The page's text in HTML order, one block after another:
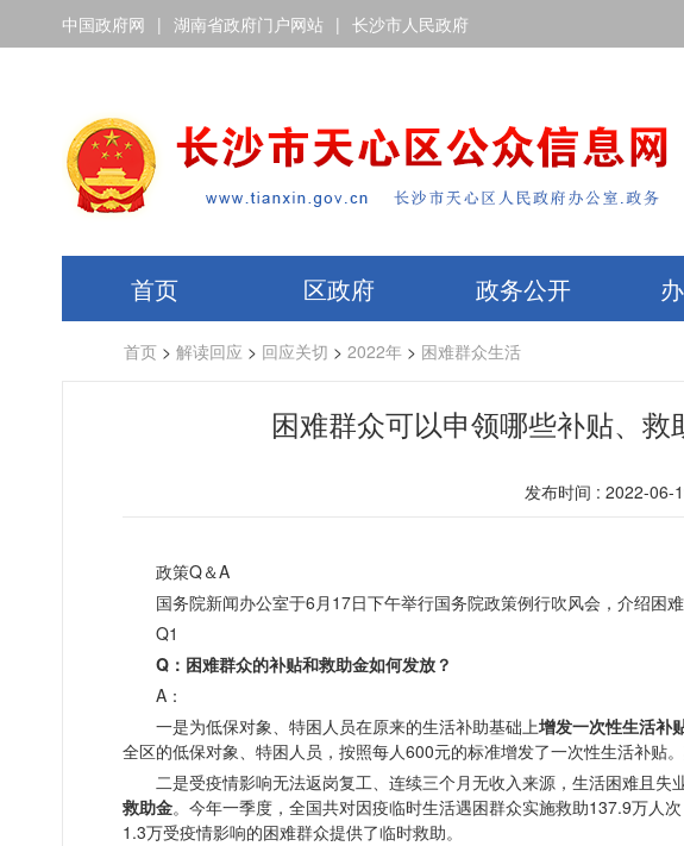
中国政府网 | 湖南省政府门户网站 | 长沙市人民政府
首页 区政府 政务公开
首页 > 解读回应 > 回应关切 > 2022年 > 困难群众生活
困难群众可以申领哪些补贴、
发布时间 : 2022-06-
政策Q＆A
国务院新闻办公室于6月17日下午举行国务院政策例行吹风会，介绍
Q1
Q：困难群众的补贴和救助金如何发放？
A：
一是为低保对象、特困人员在原来的生活补助基础上增发一次性生活补
全区的低保对象、特困人员，按照每人600元的标准增发了一次性生活补贴
二是受疫情影响无法返岗复工、连续三个月无收入来源，生活困难且
救助金。今年一季度，全国共对因疫临时生活遇困群众实施救助137.9万人
1.3万受疫情影响的困难群众提供了临时救助。